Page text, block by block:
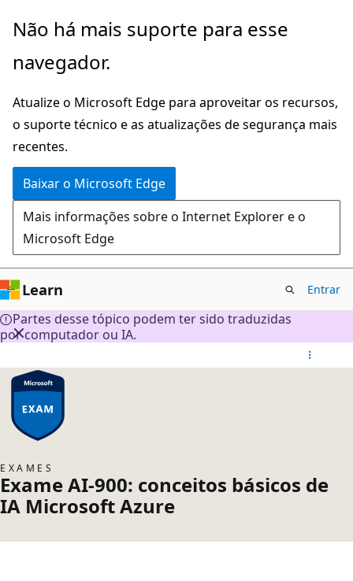
Pular
o
principal
Não há mais suporte para esse
navegador.
Atualize o Microsoft Edge para aproveitar os recursos,
o suporte técnico e as atualizações de segurança mais
recentes.
Baixar o Microsoft Edge
Mais informações sobre o Internet Explorer e o
Microsoft Edge
Learn Entrar
Partes desse tópico podem ter sido traduzidas
por computador ou IA.
EXAMES
Exame AI-900: conceitos básicos de
IA Microsoft Azure